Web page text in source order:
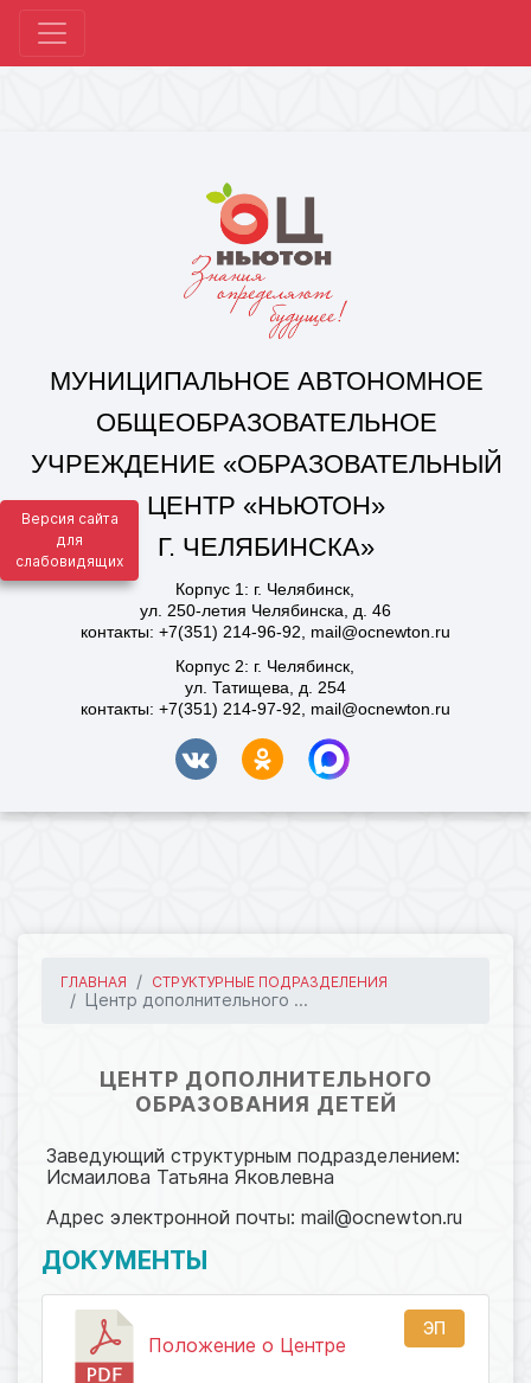
Версия сайта
для
слабовидящих
Корпус 1: г. Челябинск,
ул. 250-летия Челябинска, д. 46
Корпус 2: г. Челябинск,
контакты: +7(351) 214-97-92, mail@ocnewton.ru
МУНИЦИПАЛЬНОЕ АВТОНОМНОЕ
ОБЩЕОБРАЗОВАТЕЛЬНОЕ
УЧРЕЖДЕНИЕ «ОБРАЗОВАТЕЛЬНЫЙ
Г. ЧЕЛЯБИНСКА»
ГЛАВНАЯ СТРУКТУРНЫЕ ПОДРАЗДЕЛЕНИЯ
Центр дополнительного ...
ЦЕНТР ДОПОЛНИТЕЛЬНОГО
ОБРАЗОВАНИЯ ДЕТЕЙ
Заведующий структурным подразделением:
Исмаилова Татьяна Яковлевна
Адрес электронной почты: mail@ocnewton.ru
ДОКУМЕНТЫ
Положение о Центре
ЭП